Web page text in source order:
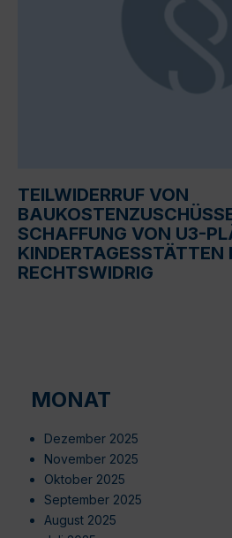
TEILWIDERRUF VON
SCHAFFUNG VON U3-
KINDERTAGESSTÄTTEN
RECHTSWIDRIG
MONAT
Dezember 2025
November 2025
Oktober 2025
September 2025
August 2025